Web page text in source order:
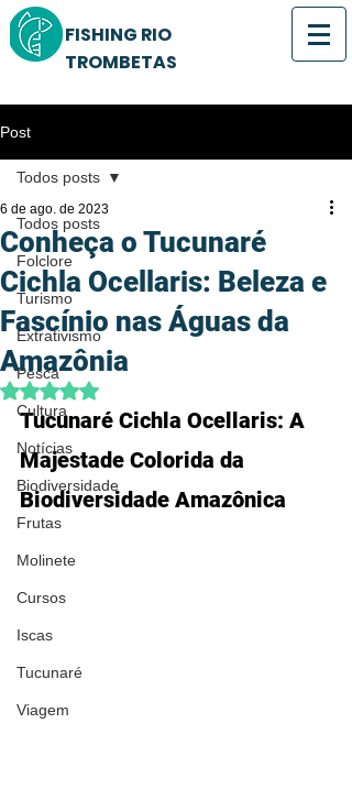
FISHING RIO
TROMBETAS
Post
Todos posts
Folclore
Turismo
Extrativismo
Pesca
Cultura
Notícias
Biodiversidade
Frutas
Molinete
Cursos
Iscas
Tucunaré
Viagem
Todos posts
Conheça o Tucunaré
Cichla Ocellaris: Beleza e
Fascínio nas Águas da
Amazônia
6 de ago. de 2023
Avaliado com NaN de 5 estrelas.
Tucunaré Cichla Ocellaris: A
Majestade Colorida da
Biodiversidade Amazônica